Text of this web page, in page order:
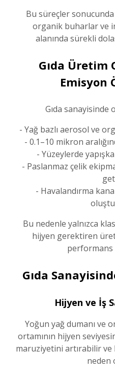
Bu süreçler
organik buharlar ve
alanında sürekli
Gıda Üretim
Emisyon
Gıda sanayisinde
- Yağ bazlı aerosol ve
- 0.1–10 mikron
- Yüzeylerde
- Paslanmaz çelik
- Havalandırma
Bu nedenle yalnızca
hijyen gerektiren
performans
Gıda
Hijyen ve İş
Yoğun yağ dumanı ve
ortamının hijyen
maruziyetini artırabilir
neden